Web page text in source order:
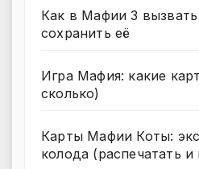
Как в Мафии 3
сохранить её
Игра Мафия: какие
сколько)
Карты Мафии Коты:
колода (распечатать и